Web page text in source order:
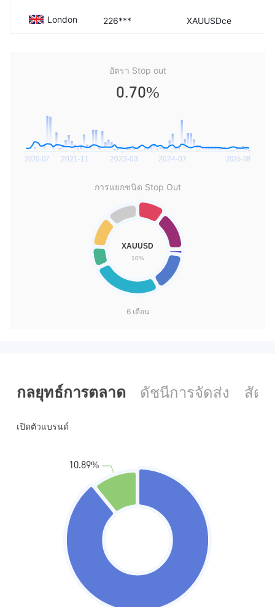
London 226*** XAUUSDce
อัตรา Stop out
0.70%
การแยกชนิด Stop Out
6 เดือน
กลยุทธ์การตลาด ดัชนีการจัดส่ง สัด